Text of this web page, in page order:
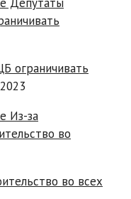
ограничивать
во всех